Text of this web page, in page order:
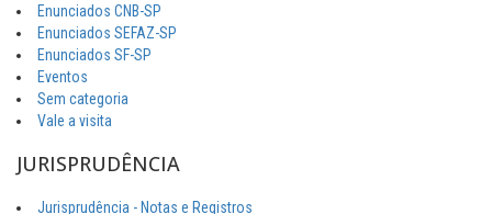
Enunciados CNB-SP
Enunciados SEFAZ-SP
Enunciados SF-SP
Eventos
Sem categoria
Vale a visita
JURISPRUDÊNCIA
Jurisprudência - Notas e Registros